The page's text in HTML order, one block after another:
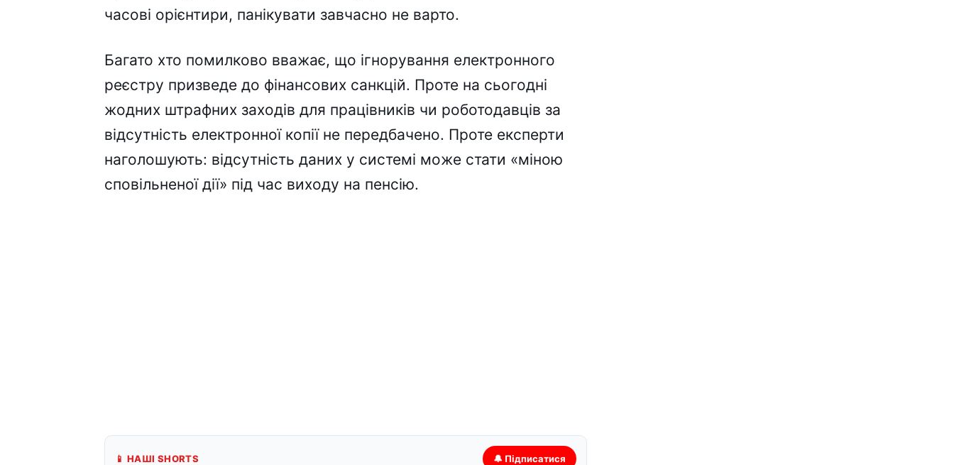
часові орієнтири, панікувати завчасно не варто.
Багато хто помилково вважає, що ігнорування електронного
реєстру призведе до фінансових санкцій. Проте на сьогодні
жодних штрафних заходів для працівників чи роботодавців за
відсутність електронної копії не передбачено. Проте експерти
наголошують: відсутність даних у системі може стати «міною
сповільненої дії» під час виходу на пенсію.
📱 НАШІ SHORTS 🔔 Підписатися